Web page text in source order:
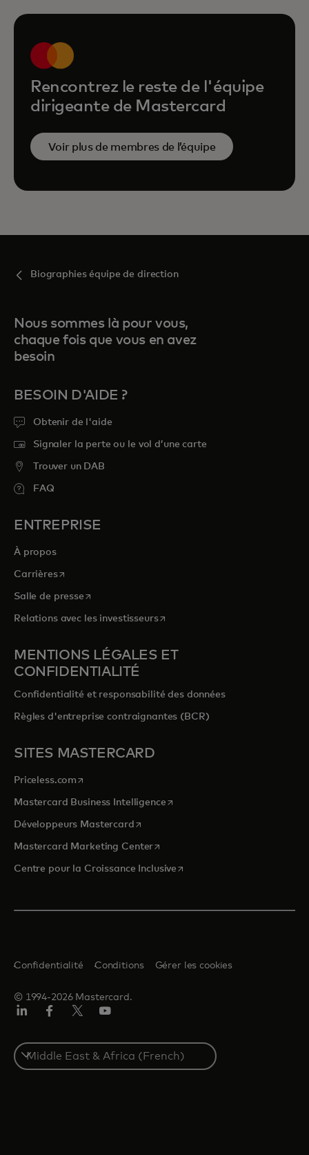
Rencontrez le reste de l'équipe
dirigeante de Mastercard
Voir plus de membres de l’équipe
Biographies équipe de direction
Nous sommes là pour vous,
chaque fois que vous en avez
besoin
BESOIN D'AIDE ?
Obtenir de l'aide
Signaler la perte ou le vol d’une carte
Trouver un DAB
FAQ
ENTREPRISE
À propos
Carrièress’ouvre dans un nouvel onglet
Salle de presses’ouvre dans un nouvel onglet
Relations avec les investisseurss’ouvre dans un nouvel onglet
MENTIONS LÉGALES ET
CONFIDENTIALITÉ
Confidentialité et responsabilité des données
Règles d'entreprise contraignantes (BCR)
SITES MASTERCARD
Priceless.com s’ouvre dans un nouvel onglet
Mastercard Business Intelligences’ouvre dans un nouvel onglet
Développeurs Mastercards’ouvre dans un nouvel onglet
Mastercard Marketing Centers’ouvre dans un nouvel onglet
Centre pour la Croissance Inclusive s’ouvre dans un nouvel
© 1994-2026 Mastercard.
Confidentialité Conditions Gérer les cookies
Select
a
country